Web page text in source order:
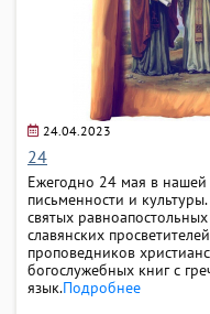
24.04.2023
24
Ежегодно 24 мая в нашей
письменности и
святых
славянских
проповедников
богослужебных книг с
язык.Подробнее